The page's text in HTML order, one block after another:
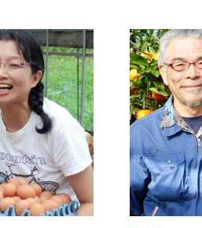
ていて自然の
大地に与え、
ふかふかの土
質の良い野菜
。
まか玉ねぎ
くばい！！
自分で育て
践し、農作
通じて、自
り、農産物
にも喜んで
が、農業の